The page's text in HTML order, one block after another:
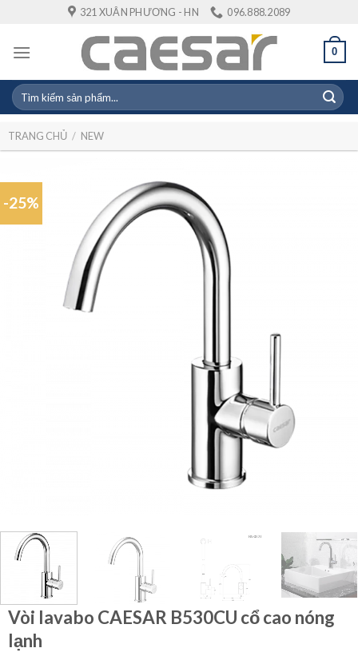
content
321 XUÂN PHƯƠNG - HN 096.888.2089
0
Tìm
kiếm:
TRANG CHỦ / NEW
-25%
Vòi lavabo CAESAR B530CU cổ cao nóng
lạnh